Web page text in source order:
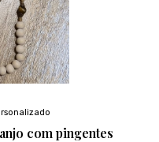
com pingentes